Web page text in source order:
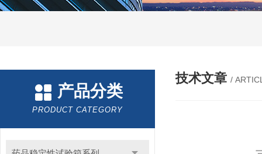
产品分类
PRODUCT CATEGORY
技术文章 /